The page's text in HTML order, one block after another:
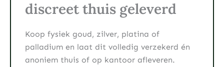
discreet thuis geleverd
Koop fysiek goud, zilver, platina of
palladium en laat dit volledig verzekerd én
anoniem thuis of op kantoor afleveren.